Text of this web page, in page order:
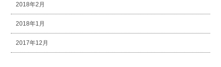
2018年2月
2018年1月
2017年12月